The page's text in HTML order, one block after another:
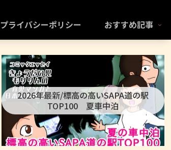
プライバシーポリシー おすすめ記事
2026年最新/標高の高いSAPA道の駅
TOP100 夏車中泊